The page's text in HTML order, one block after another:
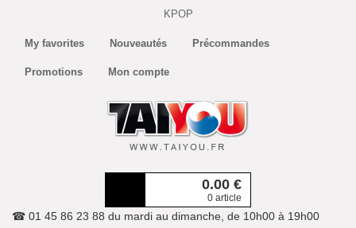
KPOP
My favorites Nouveautés Précommandes
Promotions Mon compte
0.00 €
0 article
☎ 01 45 86 23 88 du mardi au dimanche, de 10h00 à 19h00